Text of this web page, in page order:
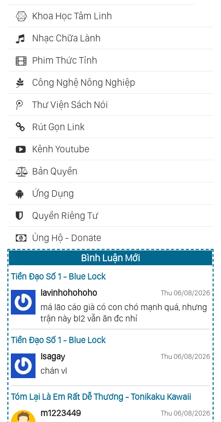
Khoa Học Tâm Linh
Nhạc Chữa Lành
Phim Thức Tỉnh
Công Nghệ Nông Nghiệp
Thư Viện Sách Nói
Rút Gọn Link
Kênh Youtube
Bản Quyền
Ứng Dụng
Quyền Riêng Tư
Ủng Hộ - Donate
Bình Luận Mới
Tiền Đạo Số 1 - Blue Lock
lavinhohohoho
Thu 06/08/2026
má lão cáo già có con chó mạnh quá, nhưng
trận này bl2 vẫn ăn đc nhỉ
Tiền Đạo Số 1 - Blue Lock
Isagay
Thu 06/08/2026
chán vl
Tóm Lại Là Em Rất Dễ Thương - Tonikaku Kawaii
m1223449
Thu 06/08/2026